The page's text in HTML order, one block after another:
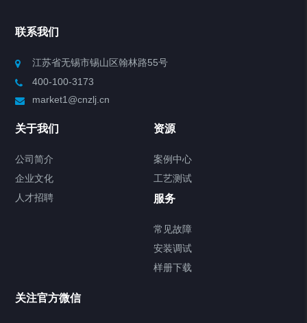
联系我们
江苏省无锡市锡山区翰林路55号
400-100-3173
market1@cnzlj.cn
关于我们
公司简介
企业文化
人才招聘
资源
案例中心
工艺测试
服务
常见故障
安装调试
样册下载
关注官方微信